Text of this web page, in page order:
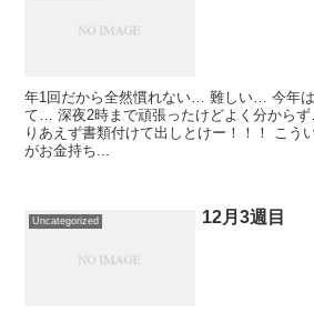
年1回だから全然慣れない… 難しい… 今年
て… 深夜2時まで頑張ったけどよく分から
りあえず書類付けて出しとけー！！！ こう
がお金持ち...
Uncategorized 12月3週目